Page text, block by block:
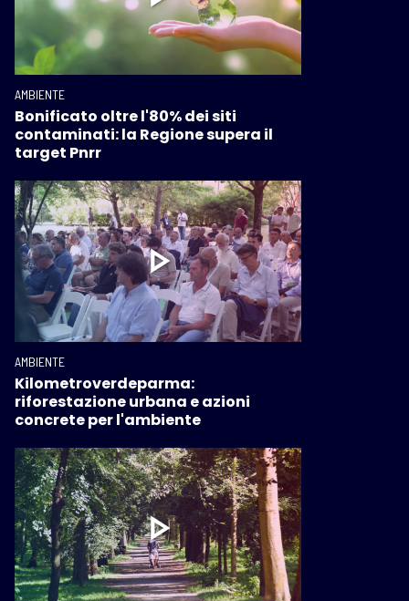
AMBIENTE
Bonificato oltre l'80% dei siti
contaminati: la Regione supera il
target Pnrr
AMBIENTE
Kilometroverdeparma:
riforestazione urbana e azioni
concrete per l'ambiente